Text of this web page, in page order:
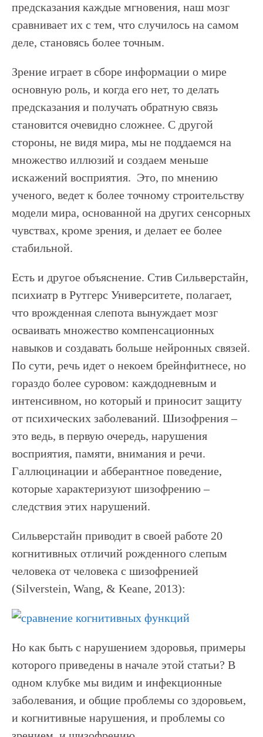
предсказания каждые мгновения, наш мозг
сравнивает их с тем, что случилось на самом
деле, становясь более точным.
Зрение играет в сборе информации о мире
основную роль, и когда его нет, то делать
предсказания и получать обратную связь
становится очевидно сложнее. С другой
стороны, не видя мира, мы не поддаемся на
множество иллюзий и создаем меньше
искажений восприятия. Это, по мнению
ученого, ведет к более точному строительству
модели мира, основанной на других сенсорных
чувствах, кроме зрения, и делает ее более
стабильной.
Есть и другое объяснение. Стив Сильверстайн,
психиатр в Рутгерс Университете, полагает,
что врожденная слепота вынуждает мозг
осваивать множество компенсационных
навыков и создавать больше нейронных связей.
По сути, речь идет о некоем брейнфитнесе, но
гораздо более суровом: каждодневным и
интенсивном, но который и приносит защиту
от психических заболеваний. Шизофрения –
это ведь, в первую очередь, нарушения
восприятия, памяти, внимания и речи.
Галлюцинации и абберантное поведение,
которые характеризуют шизофрению –
следствия этих нарушений.
Сильверстайн приводит в своей работе 20
когнитивных отличий рожденного слепым
человека от человека с шизофренией
(Silverstein, Wang, & Keane, 2013):
Но как быть с нарушением здоровья, примеры
которого приведены в начале этой статьи? В
одном клубке мы видим и инфекционные
заболевания, и общие проблемы со здоровьем,
и когнитивные нарушения, и проблемы со